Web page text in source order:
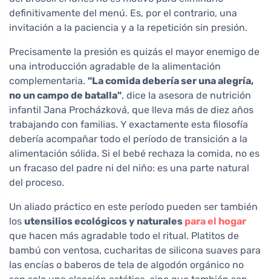
definitivamente del menú. Es, por el contrario, una
invitación a la paciencia y a la repetición sin presión.
Precisamente la presión es quizás el mayor enemigo de
una introducción agradable de la alimentación
complementaria. "La comida debería ser una alegría,
no un campo de batalla", dice la asesora de nutrición
infantil Jana Procházková, que lleva más de diez años
trabajando con familias. Y exactamente esta filosofía
debería acompañar todo el período de transición a la
alimentación sólida. Si el bebé rechaza la comida, no es
un fracaso del padre ni del niño: es una parte natural
del proceso.
Un aliado práctico en este período pueden ser también
los utensilios ecológicos y naturales para el hogar
que hacen más agradable todo el ritual. Platitos de
bambú con ventosa, cucharitas de silicona suaves para
las encías o baberos de tela de algodón orgánico no